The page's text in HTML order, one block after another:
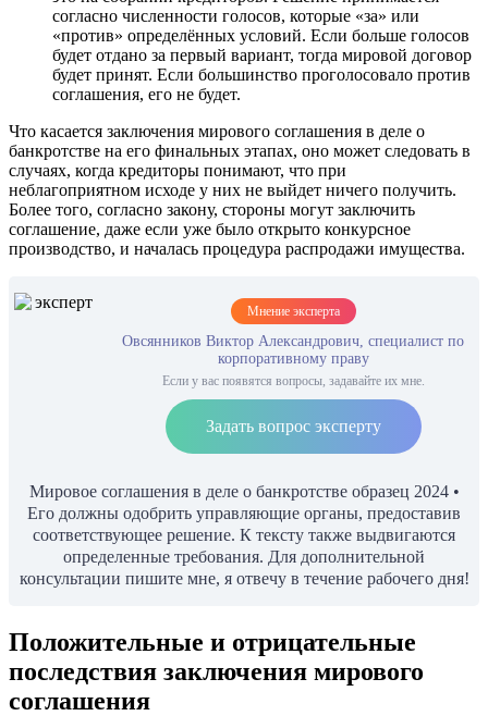
согласно численности голосов, которые «за» или
«против» определённых условий. Если больше голосов
будет отдано за первый вариант, тогда мировой договор
будет принят. Если большинство проголосовало против
соглашения, его не будет.
Что касается заключения мирового соглашения в деле о
банкротстве на его финальных этапах, оно может следовать в
случаях, когда кредиторы понимают, что при
неблагоприятном исходе у них не выйдет ничего получить.
Более того, согласно закону, стороны могут заключить
соглашение, даже если уже было открыто конкурсное
производство, и началась процедура распродажи имущества.
Мнение эксперта
Овсянников Виктор Александрович, специалист по
корпоративному праву
Если у вас появятся вопросы, задавайте их мне.
Задать вопрос эксперту
Мировое соглашения в деле о банкротстве образец 2024 •
Его должны одобрить управляющие органы, предоставив
соответствующее решение. К тексту также выдвигаются
определенные требования. Для дополнительной
консультации пишите мне, я отвечу в течение рабочего дня!
Положительные и отрицательные
последствия заключения мирового
соглашения